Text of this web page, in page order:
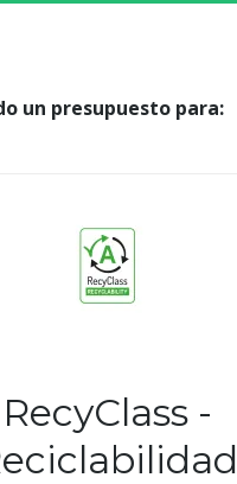
un presupuesto para:
RecyClass -